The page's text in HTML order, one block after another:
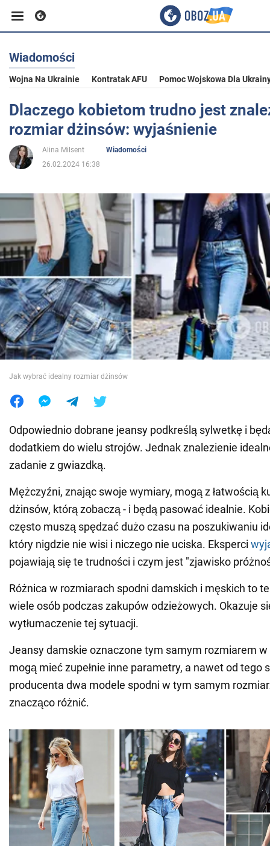
Biznes
Sport
Rozrywka
Polityka
Społeczeństwo
Wojna na Ukrainie
Świat
Jedzenie
Wiadomości
Wojna Na Ukrainie Kontratak AFU Pomoc Wojskowa Dla
Dlaczego kobietom trudno jest
rozmiar dżinsów: wyjaśnienie
Alina Milsent
Wiadomości
26.02.2024 16:38
Jak wybrać idealny rozmiar dżinsów
Odpowiednio dobrane jeansy podkreślą sylwetkę i
dodatkiem do wielu strojów. Jednak znalezienie
zadanie z gwiazdką.
Mężczyźni, znając swoje wymiary, mogą z łatwością
dżinsów, którą zobaczą - i będą pasować idealnie.
często muszą spędzać dużo czasu na poszukiwaniu
który nigdzie nie wisi i niczego nie uciska. Eksperci
pojawiają się te trudności i czym jest "zjawisko
Różnica w rozmiarach spodni damskich i męskich to
wiele osób podczas zakupów odzieżowych. Okazuje
wytłumaczenie tej sytuacji.
Jeansy damskie oznaczone tym samym rozmiarem
mogą mieć zupełnie inne parametry, a nawet od tego
producenta dwa modele spodni w tym samym
znacząco różnić.